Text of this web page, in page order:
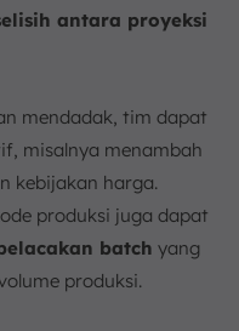
antara proyeksi
mendadak, tim dapat
misalnya menambah
kebijakan harga.
produksi juga dapat
batch yang
produksi.